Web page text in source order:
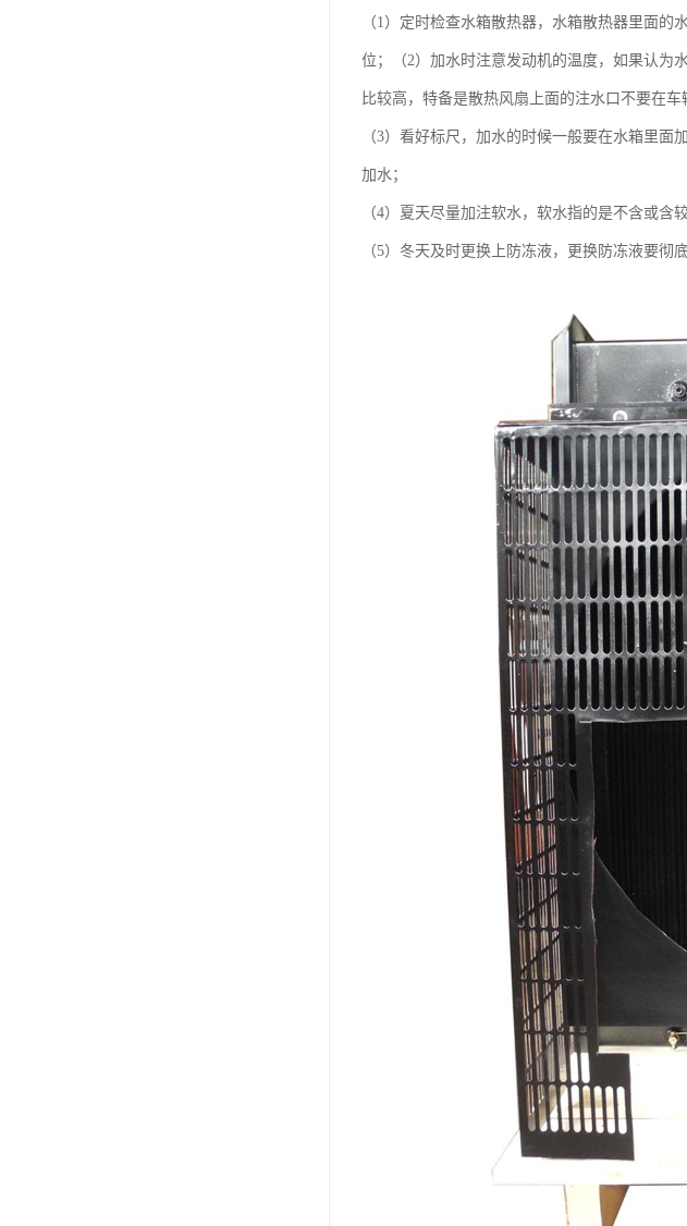
（1）定时检查水箱散热器，水箱散热器里面
位；（2）加水时注意发动机的温度，如果认为
比较高，特备是散热风扇上面的注水口不要在车
（3）看好标尺，加水的时候一般要在水箱里
加水；
（4）夏天尽量加注软水，软水指的是不含或含
（5）冬天及时更换上防冻液，更换防冻液要彻